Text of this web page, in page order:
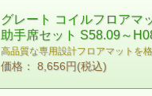
グレート コイルフロアマ
助手席セット S58.09～
高品質な専用設計フロアマットを
価格： 8,656円(税込)